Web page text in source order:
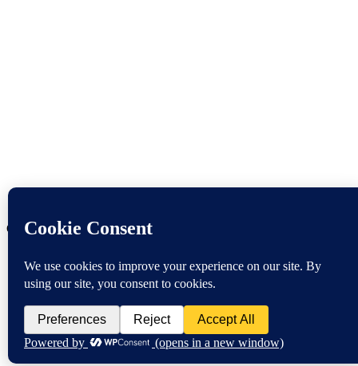
Copyright © 2024 - 2026 Korsør By og Overfartsmuseum